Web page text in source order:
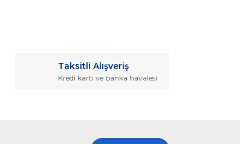
Taksitli Alışveriş
Kredi kartı ve banka havalesi